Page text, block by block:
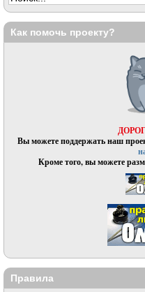
Как помочь проекту?
Вы можете поддержать наш
Кроме того, вы можете
Правила